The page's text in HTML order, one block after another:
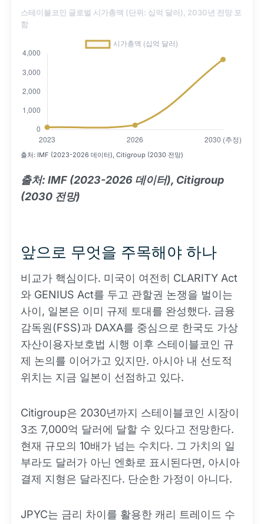
스테이블코인 글로벌 시가총액 (단위: 십억 달러), 2030년 전망 포
함
출처: IMF (2023-2026 데이터), Citigroup (2030 전망)
출처: IMF (2023-2026 데이터), Citigroup
(2030 전망)
앞으로 무엇을 주목해야 하나
비교가 핵심이다. 미국이 여전히 CLARITY Act
와 GENIUS Act를 두고 관할권 논쟁을 벌이는
사이, 일본은 이미 규제 토대를 완성했다. 금융
감독원(FSS)과 DAXA를 중심으로 한국도 가상
자산이용자보호법 시행 이후 스테이블코인 규
제 논의를 이어가고 있지만. 아시아 내 선도적
위치는 지금 일본이 선점하고 있다.
Citigroup은 2030년까지 스테이블코인 시장이
3조 7,000억 달러에 달할 수 있다고 전망한다.
현재 규모의 10배가 넘는 수치다. 그 가치의 일
부라도 달러가 아닌 엔화로 표시된다면, 아시아
결제 지형은 달라진다. 단순한 가정이 아니다.
JPYC는 금리 차이를 활용한 캐리 트레이드 수